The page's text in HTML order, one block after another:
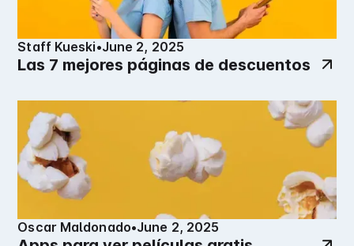
Staff Kueski•June 2, 2025
Las 7 mejores páginas de descuentos
Oscar Maldonado•June 2, 2025